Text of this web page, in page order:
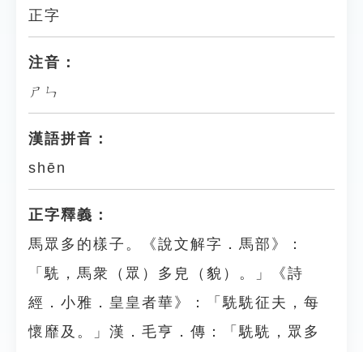
正字
注音：
ㄕㄣ
漢語拼音：
shēn
正字釋義：
馬眾多的樣子。《說文解字．馬部》：
「駪，馬衆（眾）多皃（貌）。」《詩
經．小雅．皇皇者華》：「駪駪征夫，每
懷靡及。」漢．毛亨．傳：「駪駪，眾多